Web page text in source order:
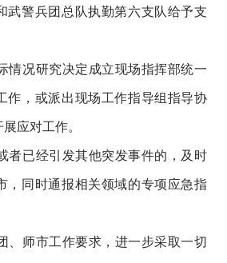
武警兵团总队执勤第六支队给予支
情况研究决定成立现场指挥部统一
作，或派出现场工作指导组指导协
应对工作。
者已经引发其他突发事件的，及时
，同时通报相关领域的专项应急指
、师市工作要求，进一步采取一切